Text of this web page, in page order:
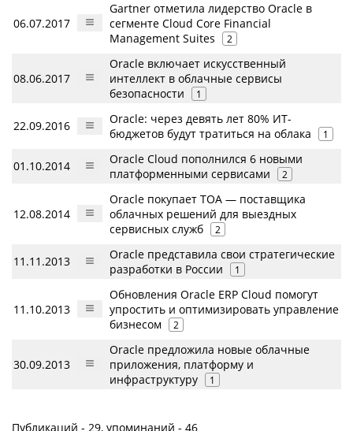
06.07.2017
Gartner отметила лидерство Oracle в
сегменте Cloud Core Financial
Management Suites
2
08.06.2017
Oracle включает искусственный
интеллект в облачные сервисы
безопасности
1
22.09.2016
Oracle: через девять лет 80% ИТ-
бюджетов будут тратиться на облака
1
01.10.2014
Oracle Cloud пополнился 6 новыми
платформенными сервисами
2
12.08.2014
Oracle покупает TOA — поставщика
облачных решений для выездных
сервисных служб
2
11.11.2013
Oracle представила свои стратегические
разработки в России
1
11.10.2013
Обновления Oracle ERP Cloud помогут
упростить и оптимизировать управление
бизнесом
2
30.09.2013
Oracle предложила новые облачные
приложения, платформу и
инфраструктуру
1
Публикаций - 29, упоминаний - 46